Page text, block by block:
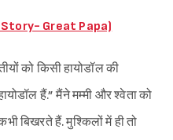
Story- Great Papa)
को किसी हायोडॉल की
हैं.” मैंने मम्मी और श्‍वेता को
बिखरते हैं. मुश्किलों में ही तो